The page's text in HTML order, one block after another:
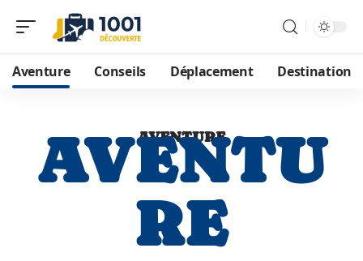
Aventure Conseils Déplacement Destination
AVENTURE
AVENTU
RE